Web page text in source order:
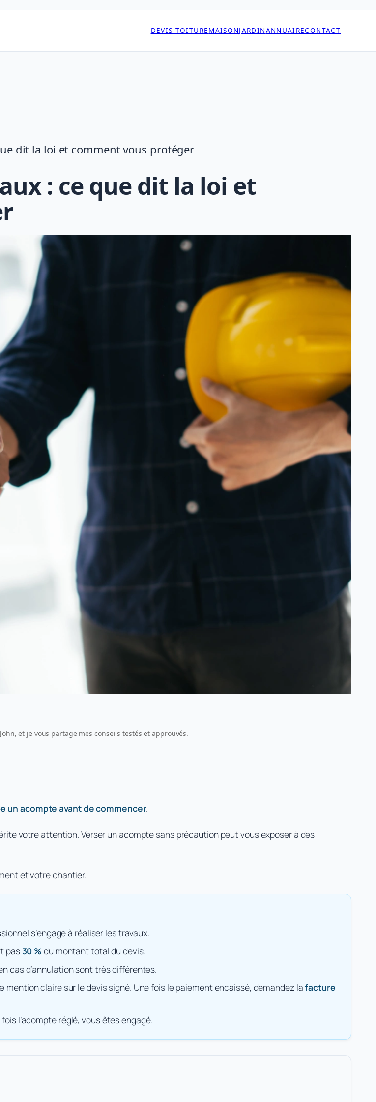
DEVIS TOITUREMAISONJARDINANNUAIRECONTACT
dit la loi et comment vous protéger
: ce que dit la loi et
John, et je vous partage mes conseils testés et approuvés.
un acompte avant de commencer.
votre attention. Verser un acompte sans précaution peut vous exposer à des
et votre chantier.
s’engage à réaliser les travaux.
pas30 % du montant total du devis.
cas d’annulation sont très différentes.
mention claire sur le devis signé. Une fois le paiement encaissé, demandez lafacture
l’acompte réglé, vous êtes engagé.